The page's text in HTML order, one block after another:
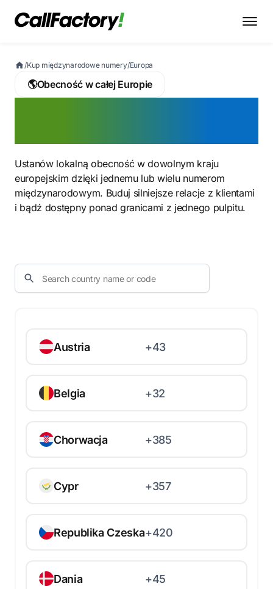
/Kup międzynarodowe numery/Europa
🌎Obecność w całej Europie
Ustanów lokalną obecność w dowolnym kraju
europejskim dzięki jednemu lub wielu numerom
międzynarodowym. Buduj silniejsze relacje z klientami
i bądź dostępny ponad granicami z jednego pulpitu.
Austria +43
Belgia +32
Chorwacja +385
Cypr +357
Republika Czeska+420
Dania +45